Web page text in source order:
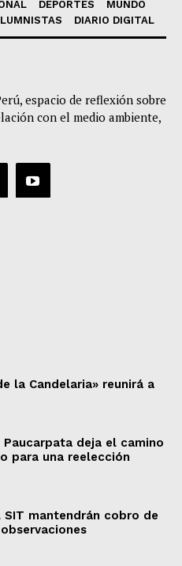
DEPORTES
MUNDO
DIARIO DIGITAL
espacio de reflexión sobre
con el medio ambiente,
la Candelaria» reunirá a
deja el camino
para una reelección
mantendrán cobro de